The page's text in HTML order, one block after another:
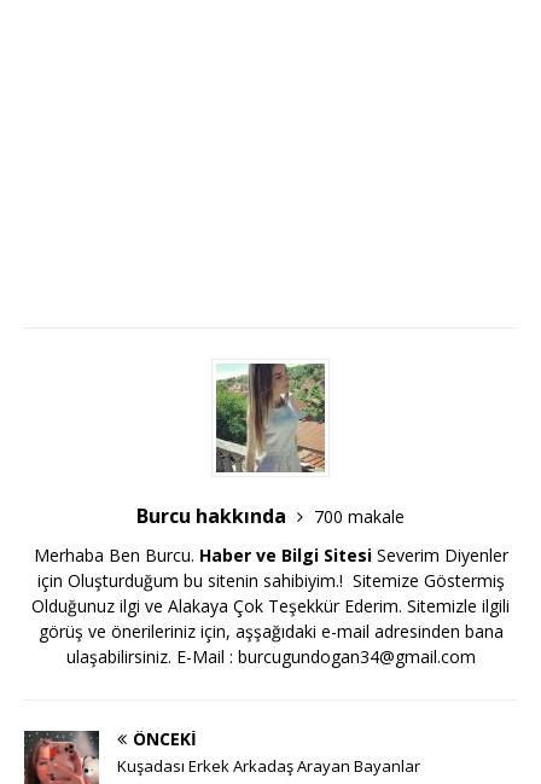
Burcu hakkında
700 makale
Merhaba Ben Burcu. Haber ve Bilgi SitesiSeverim Diyenler
için Oluşturduğum bu sitenin sahibiyim.! Sitemize Göstermiş
Olduğunuz ilgi ve Alakaya Çok Teşekkür Ederim. Sitemizle ilgili
görüş ve önerileriniz için, aşşağıdaki e-mail adresinden bana
ulaşabilirsiniz. E-Mail : burcugundogan34@gmail.com
ÖNCEKI
Kuşadası Erkek Arkadaş Arayan Bayanlar